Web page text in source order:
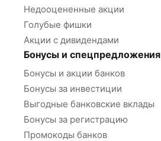
Недооцененные акции
Голубые фишки
Акции с дивидендами
Бонусы и спецпредложения
Бонусы и акции банков
Бонусы за инвестиции
Выгодные банковские вклады
Бонусы за регистрацию
Промокоды банков